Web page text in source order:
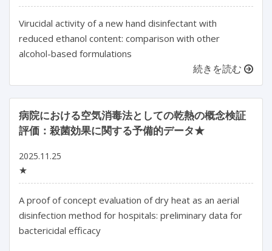
Virucidal activity of a new hand disinfectant with
reduced ethanol content: comparison with other
alcohol-based formulations
続きを読む
病院における空気消毒法としての乾熱の概念検証
評価：殺菌効果に関する予備的データ★
2025.11.25
★
A proof of concept evaluation of dry heat as an aerial
disinfection method for hospitals: preliminary data for
bactericidal efficacy